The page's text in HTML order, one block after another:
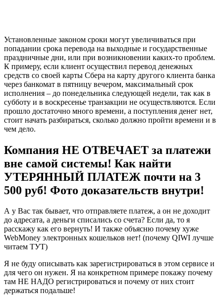
Установленные законом сроки могут увеличиваться при
попадании срока перевода на выходные и государственные
праздничные дни, или при возникновении каких-то проблем.
К примеру, если клиент осуществил перевод денежных
средств со своей карты Сбера на карту другого клиента банка
через банкомат в пятницу вечером, максимальный срок
исполнения – до понедельника следующей недели, так как в
субботу и в воскресенье транзакции не осуществляются. Если
прошло достаточно много времени, а поступления денег нет,
стоит начать разбираться, сколько должно пройти времени и в
чем дело.
Компания НЕ ОТВЕЧАЕТ за платежи
вне самой системы! Как найти
УТЕРЯННЫЙ ПЛАТЕЖ почти на 3
500 руб! Фото доказательств внутри!
А у Вас так бывает, что отправляете платеж, а он не доходит
до адресата, а деньги списались со счета? Если да, то я
расскажу как его вернуть! И также объясню почему хуже
WebMoney электронных кошельков нет! (почему QIWI лучше
читаем ТУТ)
Я не буду описывать как зарегистрироваться в этом сервисе и
для чего он нужен. Я на конкретном примере покажу почему
там НЕ НАДО регистрироваться и почему от них стоит
держаться подальше!